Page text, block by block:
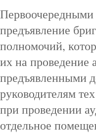
Первоочередными
предъявление
полномочий,
их на проведение
предъявленными
руководителям
при проведении
отдельное